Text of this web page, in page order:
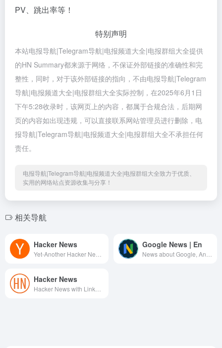
PV、跳出率等！
特别声明
本站电报导航|Telegram导航|电报频道大全|电报群组大全提供
的HN Summary都来源于网络，不保证外部链接的准确性和完
整性，同时，对于该外部链接的指向，不由电报导航|Telegram
导航|电报频道大全|电报群组大全实际控制，在2025年6月1日
下午5:28收录时，该网页上的内容，都属于合规合法，后期网
页的内容如出现违规，可以直接联系网站管理员进行删除，电
报导航|Telegram导航|电报频道大全|电报群组大全不承担任何
责任。
电报导航|Telegram导航|电报频道大全|电报群组大全致力于优质、
实用的网络站点资源收集与分享！
相关导航
Hacker News Google News | En
Hacker News